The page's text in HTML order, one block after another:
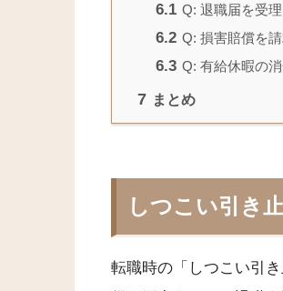
6.1 Q: 退職届を受
6.2 Q: 損害賠償を
6.3 Q: 有給休暇の
7 まとめ
しつこい引き
転職時の「しつこい引